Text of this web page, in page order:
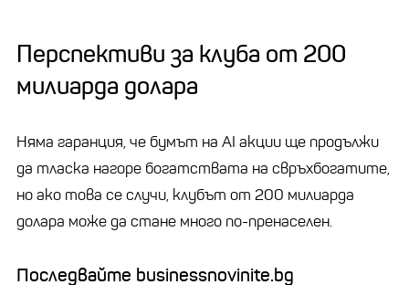
Перспективи за клуба от 200
милиарда долара
Няма гаранция, че бумът на AI акции ще продължи
да тласка нагоре богатствата на свръхбогатите,
но ако това се случи, клубът от 200 милиарда
долара може да стане много по-пренаселен.
Последвайте businessnovinite.bg